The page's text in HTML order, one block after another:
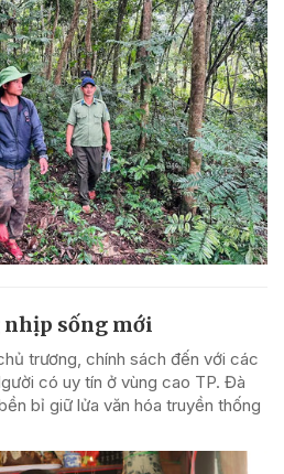
sống mới
trương, chính sách đến với các
có uy tín ở vùng cao TP. Đà
bỉ giữ lửa văn hóa truyền thống